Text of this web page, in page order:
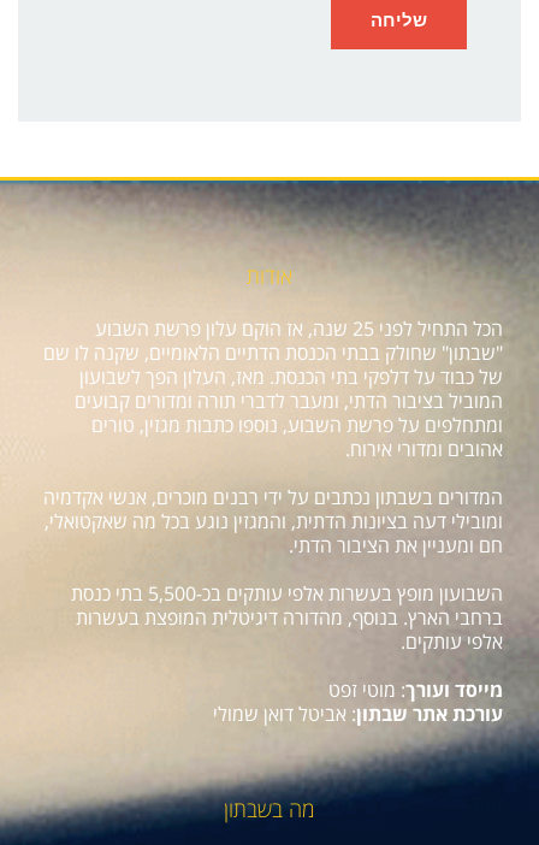
אודות
הכל התחיל לפני 25 שנה, אז הוקם עלון פרשת השבוע
"שבתון" שחולק בבתי הכנסת הדתיים הלאומיים, שקנה לו שם
של כבוד על דלפקי בתי הכנסת. מאז, העלון הפך לשבועון
המוביל בציבור הדתי, ומעבר לדברי תורה ומדורים קבועים
ומתחלפים על פרשת השבוע, נוספו כתבות מגזין, טורים
אהובים ומדורי אירוח.
המדורים בשבתון נכתבים על ידי רבנים מוכרים, אנשי אקדמיה
ומובילי דעה בציונות הדתית, והמגזין נוגע בכל מה שאקטואלי,
חם ומעניין את הציבור הדתי.
השבועון מופץ בעשרות אלפי עותקים בכ-5,500 בתי כנסת
ברחבי הארץ. בנוסף, מהדורה דיגיטלית המופצת בעשרות
אלפי עותקים.
מייסד ועורך: מוטי זפט
עורכת אתר שבתון: אביטל דואן שמולי
מה בשבתון